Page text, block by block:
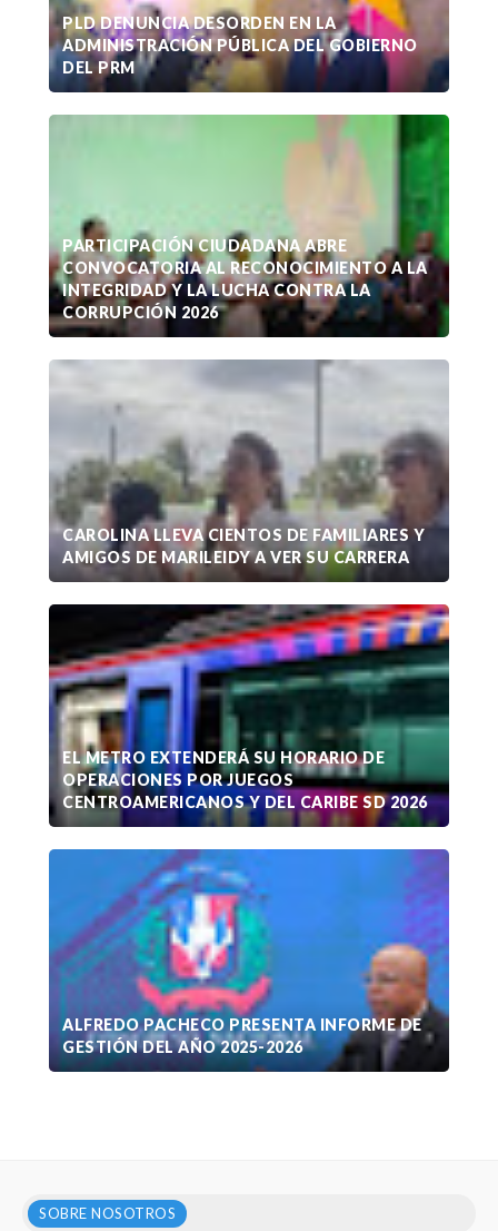
PLD DENUNCIA DESORDEN EN LA
ADMINISTRACIÓN PÚBLICA DEL GOBIERNO
DEL PRM
PARTICIPACIÓN CIUDADANA ABRE
CONVOCATORIA AL RECONOCIMIENTO A LA
INTEGRIDAD Y LA LUCHA CONTRA LA
CORRUPCIÓN 2026
CAROLINA LLEVA CIENTOS DE FAMILIARES Y
AMIGOS DE MARILEIDY A VER SU CARRERA
EL METRO EXTENDERÁ SU HORARIO DE
OPERACIONES POR JUEGOS
CENTROAMERICANOS Y DEL CARIBE SD 2026
ALFREDO PACHECO PRESENTA INFORME DE
GESTIÓN DEL AÑO 2025-2026
SOBRE NOSOTROS